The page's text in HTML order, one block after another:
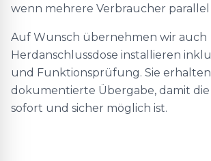
wenn mehrere Verbraucher
Auf Wunsch übernehmen wir auch
Herdanschlussdose installieren
und Funktionsprüfung. Sie
dokumentierte Übergabe, damit
sofort und sicher möglich ist.